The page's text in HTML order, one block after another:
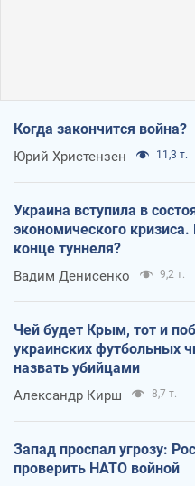
Когда закончится война?
Юрий Христензен 11,3 т.
Украина вступила в
экономического кризиса.
конце туннеля?
Вадим Денисенко 9,2 т.
Чей будет Крым, тот и
украинских футбольных
назвать убийцами
Александр Кирш 8,7 т.
Запад проспал угрозу:
проверить НАТО войной